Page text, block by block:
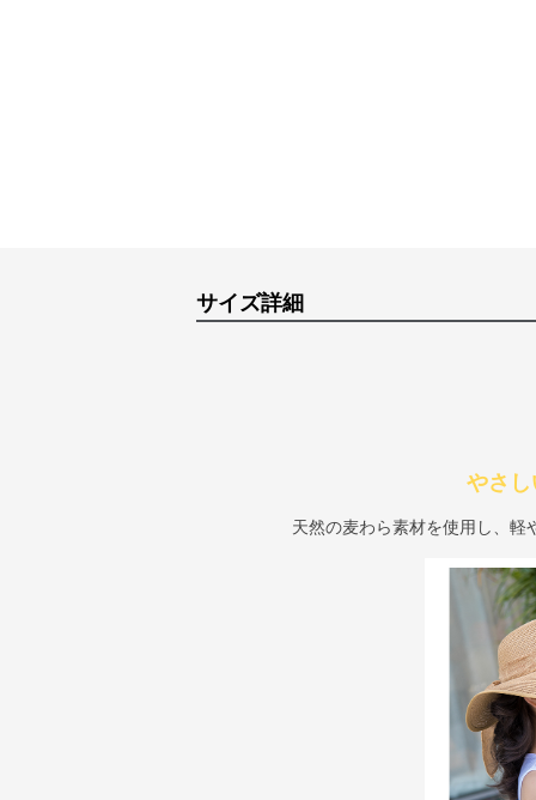
サイズ詳細
やさ
天然の麦わら素材を使用し、軽